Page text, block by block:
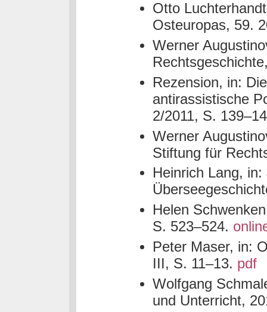
Otto
Osteuropas, 59.
Werner
Rezension, in:
antirassistische
2/2011, S.
Werner
Stiftung für
Heinrich Lang,
Helen
S. 523–524.
Peter Maser, in:
III, S. 11–13. pdf
Wolfgang
und Unterricht,